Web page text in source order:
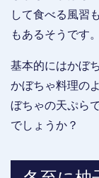
して食べる風習
もあるそうです。
基本的にはかぼ
かぼちゃ料理の
ぼちゃの天ぷら
でしょうか？